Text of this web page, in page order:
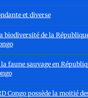
et diverse
de la
faune sauvage en
Congo possède la moitié